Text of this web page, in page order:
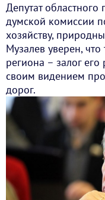
Депутат областного
думской комиссии
хозяйству,
Музалев уверен,
региона – залог его
своим видением
дорог.